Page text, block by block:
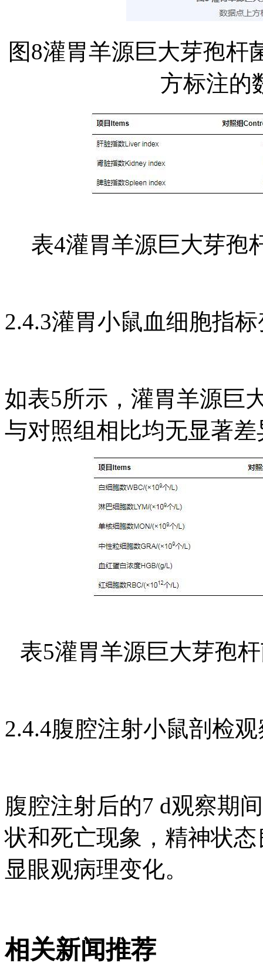
图8灌胃羊源巨大芽孢杆
方标注的
表4灌胃羊源巨大芽孢
2.4.3灌胃小鼠血细胞指
如表5所示，灌胃羊源巨
与对照组相比均无显著差
表5灌胃羊源巨大芽孢
2.4.4腹腔注射小鼠剖检
腹腔注射后的7 d观察期
状和死亡现象，精神状
显眼观病理变化。
相关新闻推荐